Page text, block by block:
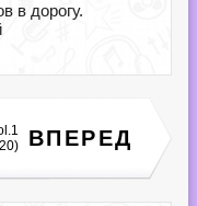
в дорогу.
ВПЕРЕД